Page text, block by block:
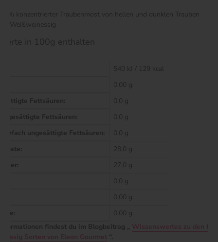
40% konzentrierter Traubenmost von hellen und dunklen Trauben
60 Weißweinessig
in 100g enthalten
540 kJ / 129 kcal
0,00 g
Fettsäuren:
0,0 g
Fettsäuren:
0,0 g
ungesättigte Fettsäuren:
0,0 g
28,0 g
27,0 g
0,0 g
0,00 g
0,00 g
findest du im Blogbeitrag „ Wissenswertes zu den
Essig Sorten von Eleon Gourmet “.